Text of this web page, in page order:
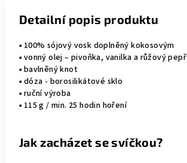
Detailní popis produktu
▪︎ 100% sójový vosk doplněný kokosovým
▪︎ vonný olej – pivoňka, vanilka a růžový pepř
▪︎ bavlněný knot
▪︎ dóza - borosilikátové sklo
▪︎ ruční výroba
▪︎ 115 g / min. 25 hodin hoření
Jak zacházet se svíčkou?